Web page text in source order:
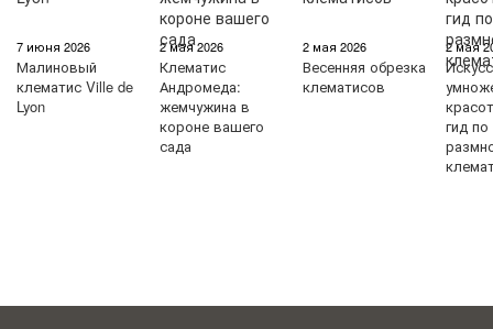
7 июня 2026
Малиновый
клематис Ville de
Lyon
2 мая 2026
Клематис
Андромеда:
жемчужина в
короне вашего
сада
2 мая 2026
Весенняя обрезка
клематисов
2 мая
гид по